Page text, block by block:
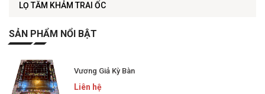
LỌ TĂM KHẢM TRAI ỐC
SẢN PHẨM NỔI BẬT
Vương Giả Kỳ Bàn
Liên hệ